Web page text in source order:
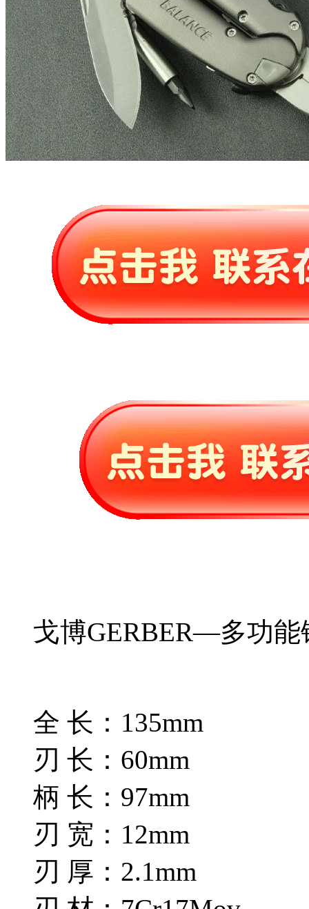
戈博GERBER—多功能
全 长：135mm
刃 长：60mm
柄 长：97mm
刃 宽：12mm
刃 厚：2.1mm